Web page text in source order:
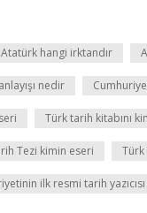
Atatürk hangi irktandır
nedir
Türk tarih kitabını
Tezi kimin eseri
ilk resmi tarih